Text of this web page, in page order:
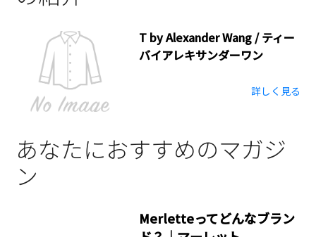
T by Alexander Wang / ティー
バイアレキサンダーワン
詳しく見る
あなたにおすすめのマガジ
ン
Merletteってどんなブラン